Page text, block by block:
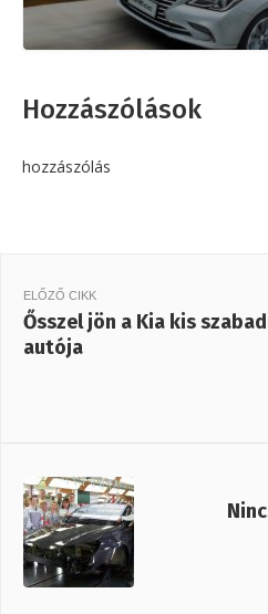
Hozzászólások
hozzászólás
ELŐZŐ CIKK
Ősszel jön a Kia kis
autója